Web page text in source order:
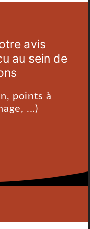
avis
au sein de
points à
…)